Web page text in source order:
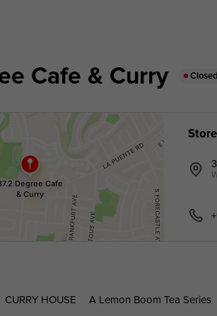
Cafe & Curry Closed
CURRY HOUSE A Lemon Boom Tea Series